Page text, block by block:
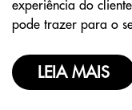
experiência do
pode trazer para o
LEIA MAIS